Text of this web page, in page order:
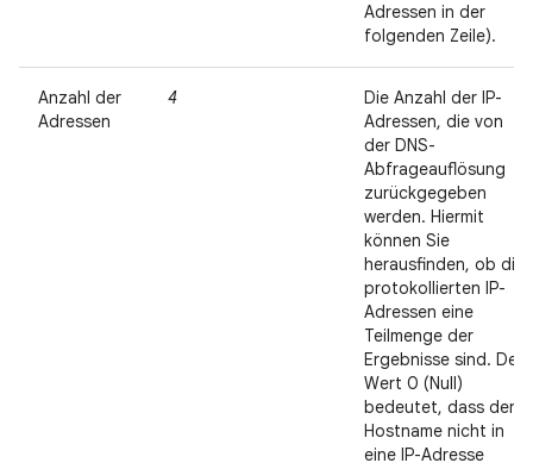
Adressen in der
folgenden Zeile).
Anzahl der
Adressen
4
Die Anzahl der IP-
Adressen, die von
der DNS-
Abfrageauflösung
zurückgegeben
werden. Hiermit
können Sie
herausfinden, ob die
protokollierten IP-
Adressen eine
Teilmenge der
Ergebnisse sind. Der
Wert 0 (Null)
bedeutet, dass der
Hostname nicht in
eine IP-Adresse